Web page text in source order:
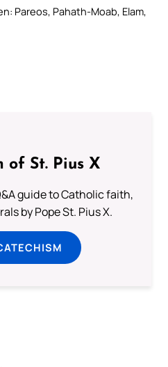
Pareos, Pahath-Moab, Elam,
of St. Pius X
guide to Catholic faith,
by Pope St. Pius X.